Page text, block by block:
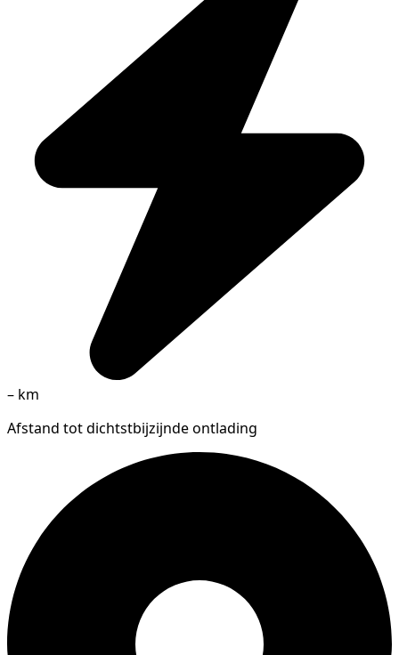
– km
Afstand tot dichtstbijzijnde ontlading